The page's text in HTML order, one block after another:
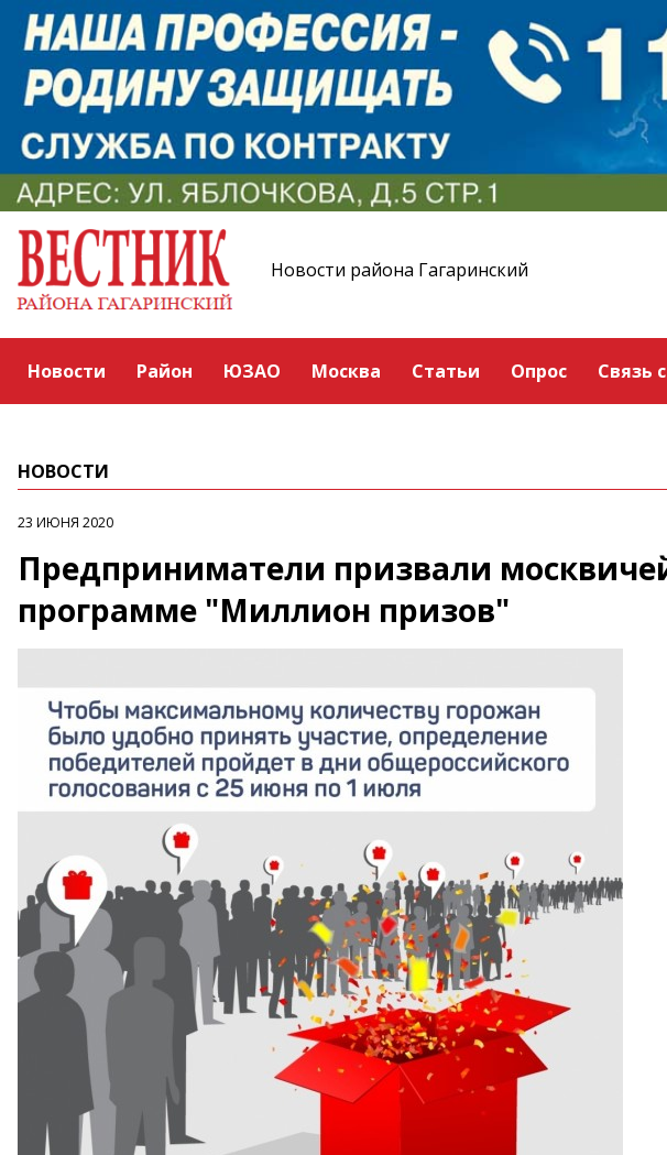
Новости района Гагаринский
Новости Район ЮЗАО Москва Статьи Опрос Связь
НОВОСТИ
23 ИЮНЯ 2020
Предприниматели призвали
программе "Миллион призов"